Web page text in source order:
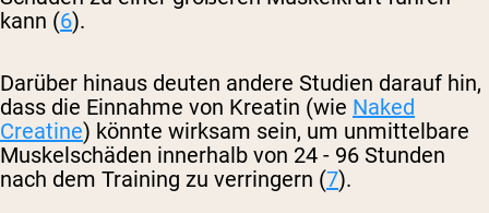
kann (6).
Darüber hinaus deuten andere Studien darauf hin,
dass die Einnahme von Kreatin (wie Naked
Creatine) könnte wirksam sein, um unmittelbare
Muskelschäden innerhalb von 24 - 96 Stunden
nach dem Training zu verringern (7).